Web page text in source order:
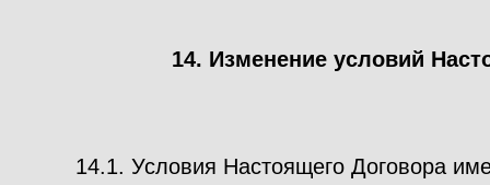
14. Изменение условий
14.1. Условия Настоящего Договора